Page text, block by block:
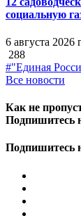
социальную
6 августа 2026
288
#"Единая
Все новости
Как не
Подпишитесь
Подпишитесь